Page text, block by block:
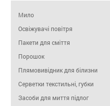
Мило
Освіжувачі повітря
Пакети для сміття
Порошок
Плямовивідник для білизни
Серветки текстильні, губки
Засоби для миття підлог